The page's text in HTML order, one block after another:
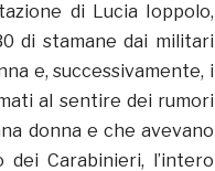
di Lucia Ioppolo,
di stamane dai militari
e, successivamente, i
al sentire dei rumori
donna e che avevano
dei Carabinieri, l’intero